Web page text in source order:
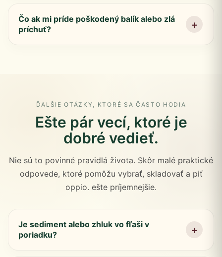
Čo ak mi príde poškodený balík alebo zlá
príchuť?
ĎALŠIE OTÁZKY, KTORÉ SA ČASTO HODIA
Ešte pár vecí, ktoré je
dobré vedieť.
Nie sú to povinné pravidlá života. Skôr malé praktické
odpovede, ktoré pomôžu vybrať, skladovať a piť
oppio. ešte príjemnejšie.
Je sediment alebo zhluk vo fľaši v
poriadku?